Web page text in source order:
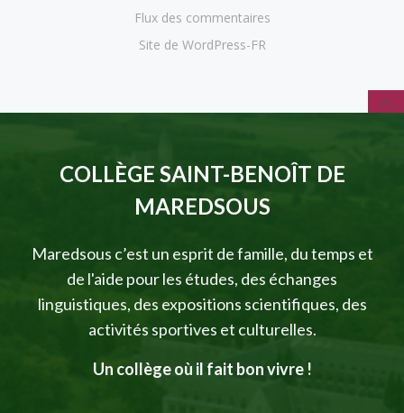
Flux des commentaires
Site de WordPress-FR
COLLÈGE SAINT-BENOÎT DE
MAREDSOUS
Maredsous c’est un esprit de famille, du temps et
de l'aide pour les études, des échanges
linguistiques, des expositions scientifiques, des
activités sportives et culturelles.
Un collège où il fait bon vivre !